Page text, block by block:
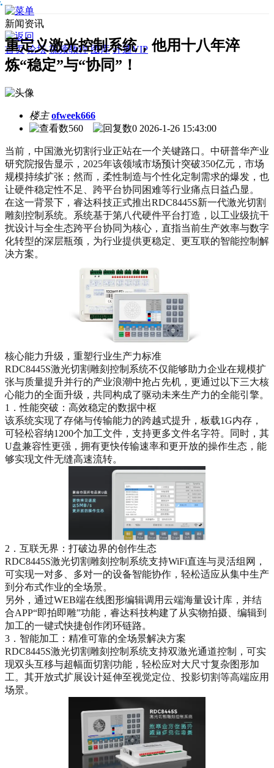
新闻资讯
首页 论坛 视频教程 图库 开通VIP
重定义激光控制系统，他用十八年淬
炼“稳定”与“协同”！
楼主 ofweek666
560
0 2026-1-26 15:43:00
当前，中国激光切割行业正站在一个关键路口。中研普华产业
研究院报告显示，2025年该领域市场预计突破350亿元，市场
规模持续扩张；然而，柔性制造与个性化定制需求的爆发，也
让硬件稳定性不足、跨平台协同困难等行业痛点日益凸显。
在这一背景下，睿达科技正式推出RDC8445S新一代激光切割
雕刻控制系统。系统基于第八代硬件平台打造，以工业级抗干
扰设计与全生态跨平台协同为核心，直指当前生产效率与数字
化转型的深层瓶颈，为行业提供更稳定、更互联的智能控制解
决方案。
核心能力升级，重塑行业生产力标准
RDC8445S激光切割雕刻控制系统不仅能够助力企业在规模扩
张与质量提升并行的产业浪潮中抢占先机，更通过以下三大核
心能力的全面升级，共同构成了驱动未来生产力的全能引擎。
1．性能突破：高效稳定的数据中枢
该系统实现了存储与传输能力的跨越式提升，板载1G内存，
可轻松容纳1200个加工文件，支持更多文件名字符。同时，其
U盘兼容性更强，拥有更快传输速率和更开放的操作生态，能
够实现文件无缝高速流转。
2．互联无界：打破边界的创作生态
RDC8445S激光切割雕刻控制系统支持WiFi直连与灵活组网，
可实现一对多、多对一的设备智能协作，轻松适应从集中生产
到分布式作业的全场景。
另外，通过WEB端在线图形编辑调用云端海量设计库，并结
合APP“即拍即雕”功能，睿达科技构建了从实物拍摄、编辑到
加工的一键式快捷创作闭环链路。
3．智能加工：精准可靠的全场景解决方案
RDC8445S激光切割雕刻控制系统支持双激光通道控制，可实
现双头互移与超幅面切割功能，轻松应对大尺寸复杂图形加
工。其开放式扩展设计延伸至视觉定位、投影切割等高端应用
场景。